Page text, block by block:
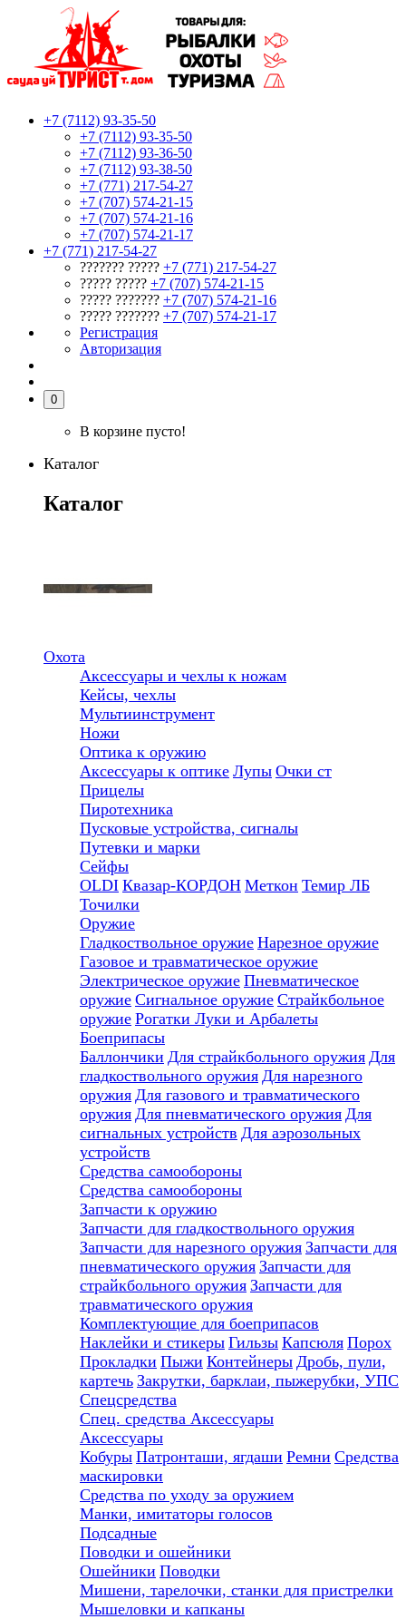
+7 (7112) 93-35-50
+7 (7112) 93-35-50
+7 (7112) 93-36-50
+7 (7112) 93-38-50
+7 (771) 217-54-27
+7 (707) 574-21-15
+7 (707) 574-21-16
+7 (707) 574-21-17
+7 (771) 217-54-27
??????? ????? +7 (771) 217-54-27
????? ????? +7 (707) 574-21-15
????? ??????? +7 (707) 574-21-16
????? ??????? +7 (707) 574-21-17
Регистрация
Авторизация
0
В корзине пусто!
Каталог
Каталог
Охота
Аксессуары и чехлы к ножам
Кейсы, чехлы
Мультиинструмент
Ножи
Оптика к оружию
Аксессуары к оптике Лупы Очки ст
Прицелы
Пиротехника
Пусковые устройства, сигналы
Путевки и марки
Сейфы
OLDI Квазар-КОРДОН Меткон Темир ЛБ
Точилки
Оружие
Гладкоствольное оружие Нарезное оружие
Газовое и травматическое оружие
Электрическое оружие Пневматическое
оружие Сигнальное оружие Страйкбольное
оружие Рогатки Луки и Арбалеты
Боеприпасы
Баллончики Для страйкбольного оружия Для
гладкоствольного оружия Для нарезного
оружия Для газового и травматического
оружия Для пневматического оружия Для
сигнальных устройств Для аэрозольных
устройств
Средства самообороны
Средства самообороны
Запчасти к оружию
Запчасти для гладкоствольного оружия
Запчасти для нарезного оружия Запчасти для
пневматического оружия Запчасти для
страйкбольного оружия Запчасти для
травматического оружия
Комплектующие для боеприпасов
Наклейки и стикеры Гильзы Капсюля Порох
Прокладки Пыжи Контейнеры Дробь, пули,
картечь Закрутки, барклаи, пыжерубки, УПС
Спецсредства
Спец. средства Аксессуары
Аксессуары
Кобуры Патронташи, ягдаши Ремни Средства
маскировки
Средства по уходу за оружием
Манки, имитаторы голосов
Подсадные
Поводки и ошейники
Ошейники Поводки
Мишени, тарелочки, станки для пристрелки
Мышеловки и капканы